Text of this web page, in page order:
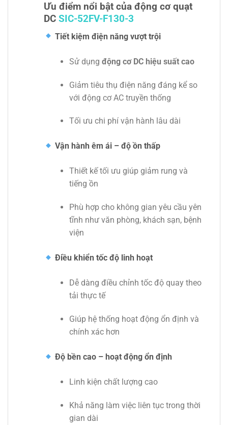
Ưu điểm nổi bật của động cơ quạt
DC SIC-52FV-F130-3
Tiết kiệm điện năng vượt trội
Sử dụng động cơ DC hiệu suất cao
Giảm tiêu thụ điện năng đáng kể so
với động cơ AC truyền thống
Tối ưu chi phí vận hành lâu dài
Vận hành êm ái – độ ồn thấp
Thiết kế tối ưu giúp giảm rung và
tiếng ồn
Phù hợp cho không gian yêu cầu yên
tĩnh như văn phòng, khách sạn, bệnh
viện
Điều khiển tốc độ linh hoạt
Dễ dàng điều chỉnh tốc độ quay theo
tải thực tế
Giúp hệ thống hoạt động ổn định và
chính xác hơn
Độ bền cao – hoạt động ổn định
Linh kiện chất lượng cao
Khả năng làm việc liên tục trong thời
gian dài